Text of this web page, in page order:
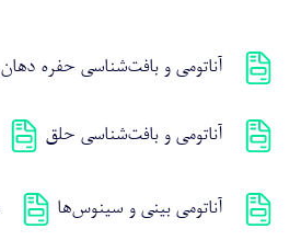
آناتومی و بافت‌شناسی حفره دهان
آناتومی و بافت‌شناسی حلق
آناتومی بینی و سینوس‌ها